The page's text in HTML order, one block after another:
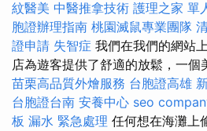
紋醫美 中醫推拿技術 護理之家 單
胞證辦理指南 桃園滅鼠專業團隊
證申請 失智症 我們在我們的網站
店為遊客提供了舒適的放鬆，一個
苗栗高品質外燴服務 台胞證高雄
台胞證台南 安養中心 seo
板 漏水 緊急處理 任何想在海灘上